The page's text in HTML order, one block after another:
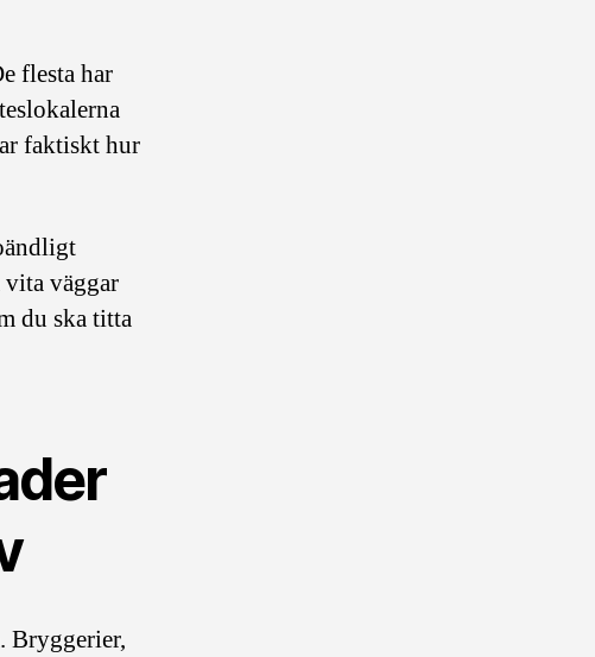
flesta har
faktiskt hur
väggar
du ska titta
Bryggerier,